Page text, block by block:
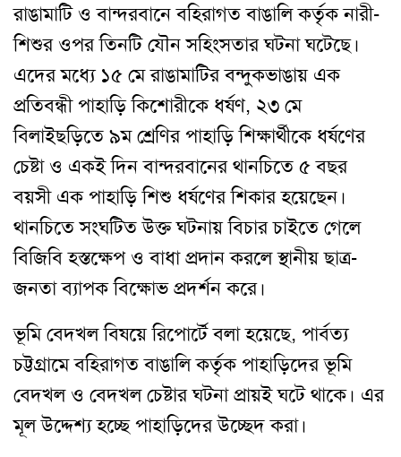
রাঙামাটি ও বান্দরবানে বহিরাগত বাঙালি কর্তৃক নারী-
শিশুর ওপর তিনটি যৌন সহিংসতার ঘটনা ঘটেছে।
এদের মধ্যে ১৫ মে রাঙামাটির বন্দুকভাঙায় এক
প্রতিবন্ধী পাহাড়ি কিশোরীকে ধর্ষণ, ২৩ মে
বিলাইছড়িতে ৯ম শ্রেণির পাহাড়ি শিক্ষার্থীকে ধর্ষণের
চেষ্টা ও একই দিন বান্দরবানের থানচিতে ৫ বছর
বয়সী এক পাহাড়ি শিশু ধর্ষণের শিকার হয়েছেন।
থানচিতে সংঘটিত উক্ত ঘটনায় বিচার চাইতে গেলে
বিজিবি হস্তক্ষেপ ও বাধা প্রদান করলে স্থানীয় ছাত্র-
জনতা ব্যাপক বিক্ষোভ প্রদর্শন করে।
ভূমি বেদখল বিষয়ে রিপোর্টে বলা হয়েছে, পার্বত্য
চট্টগ্রামে বহিরাগত বাঙালি কর্তৃক পাহাড়িদের ভূমি
বেদখল ও বেদখল চেষ্টার ঘটনা প্রায়ই ঘটে থাকে। এর
মূল উদ্দেশ্য হচ্ছে পাহাড়িদের উচ্ছেদ করা।